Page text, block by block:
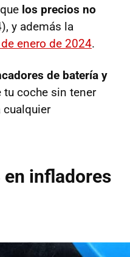
los precios no
y además la
enero de 2024.
de batería y
tu coche sin tener
cualquier
en infladores